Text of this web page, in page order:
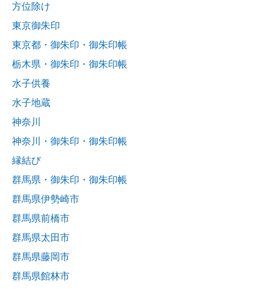
方位除け
東京御朱印
東京都・御朱印・御朱印帳
栃木県・御朱印・御朱印帳
水子供養
水子地蔵
神奈川
神奈川・御朱印・御朱印帳
縁結び
群馬県・御朱印・御朱印帳
群馬県伊勢崎市
群馬県前橋市
群馬県太田市
群馬県藤岡市
群馬県館林市